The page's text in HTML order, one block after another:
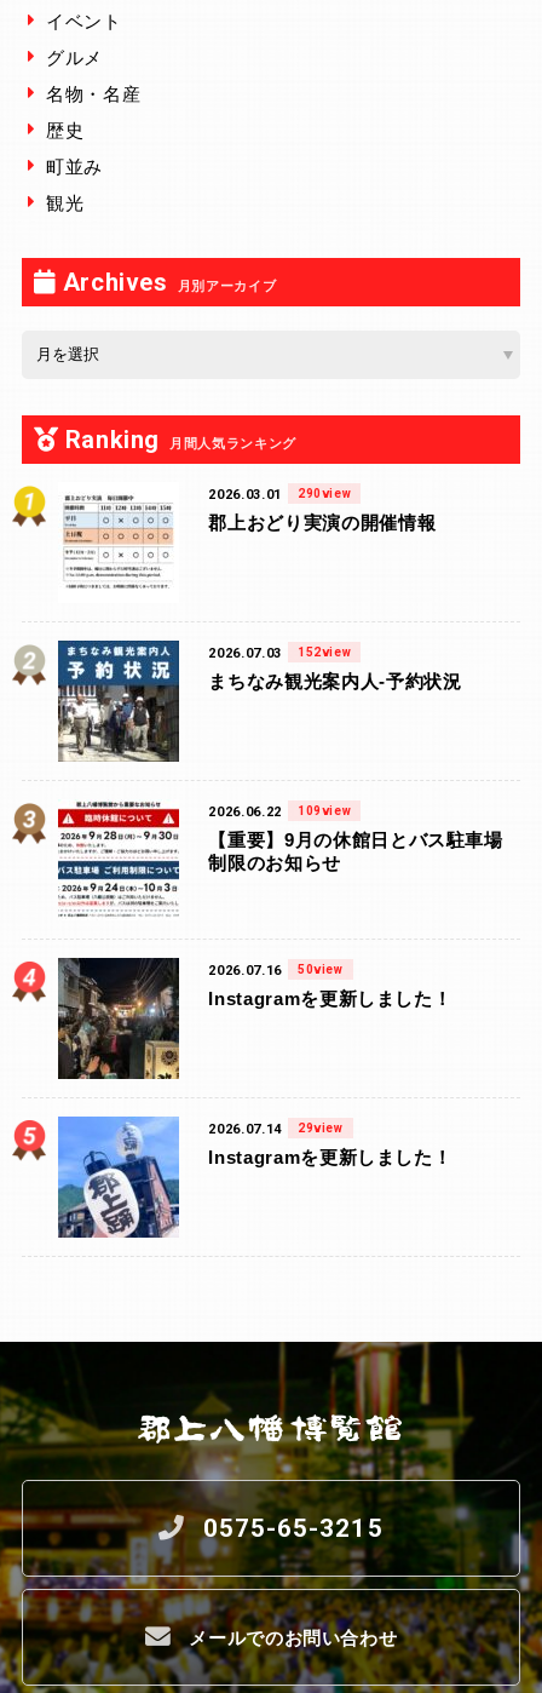
イベント
グルメ
名物・名産
歴史
町並み
観光
Archives 月別アーカイブ
Ranking 月間人気ランキング
2026.03.01 290view
郡上おどり実演の開催情報
2026.07.03 152view
まちなみ観光案内人-予約状況
2026.06.22 109view
【重要】9月の休館日とバス駐車場
制限のお知らせ
2026.07.16 50view
Instagramを更新しました！
2026.07.14 29view
Instagramを更新しました！
0575-65-3215
メールでのお問い合わせ